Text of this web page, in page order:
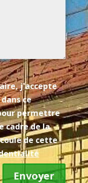
j'accepte
ce
permettre
cadre de la
de cette
Envoyer